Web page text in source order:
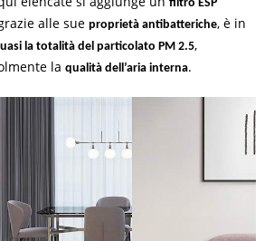
filtro ESP
alle sue proprietà antibatteriche, è in
la totalità del particolato PM 2.5,
la qualità dell’aria interna.